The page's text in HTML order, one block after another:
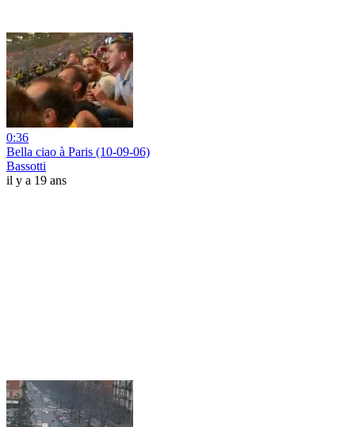
0:36
Bella ciao à Paris (10-09-06)
Bassotti
il y a 19 ans